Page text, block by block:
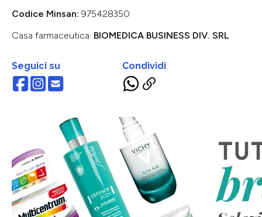
Codice Minsan: 975428350
Casa farmaceutica: BIOMEDICA BUSINESS DIV. SRL
Seguici su Condividi